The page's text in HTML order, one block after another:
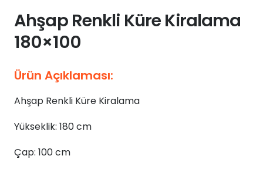
Ahşap Renkli Küre Kiralama
180×100
Ürün Açıklaması:
Ahşap Renkli Küre Kiralama
Yükseklik: 180 cm
Çap: 100 cm